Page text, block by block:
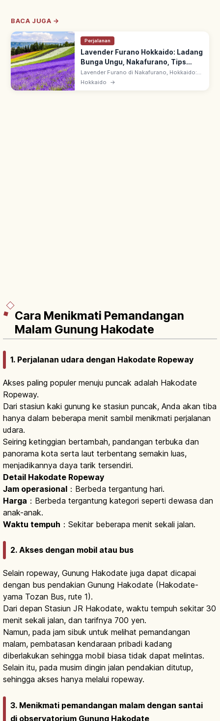
BACA JUGA →
Perjalanan
Lavender Furano Hokkaido: Ladang
Bunga Ungu, Nakafurano, Tips
Berkunjung
Lavender Furano di Nakafurano, Hokkaido:
hamparan bunga ungu cerah destinasi
Hokkaido →
Cara Menikmati Pemandangan
Malam Gunung Hakodate
1. Perjalanan udara dengan Hakodate Ropeway
Akses paling populer menuju puncak adalah Hakodate
Ropeway.
Dari stasiun kaki gunung ke stasiun puncak, Anda akan tiba
hanya dalam beberapa menit sambil menikmati perjalanan
udara.
Seiring ketinggian bertambah, pandangan terbuka dan
panorama kota serta laut terbentang semakin luas,
menjadikannya daya tarik tersendiri.
Detail Hakodate Ropeway
Jam operasional ：Berbeda tergantung hari.
Harga ：Berbeda tergantung kategori seperti dewasa dan
anak-anak.
Waktu tempuh ：Sekitar beberapa menit sekali jalan.
2. Akses dengan mobil atau bus
Selain ropeway, Gunung Hakodate juga dapat dicapai
dengan bus pendakian Gunung Hakodate (Hakodate-
yama Tozan Bus, rute 1).
Dari depan Stasiun JR Hakodate, waktu tempuh sekitar 30
menit sekali jalan, dan tarifnya 700 yen.
Namun, pada jam sibuk untuk melihat pemandangan
malam, pembatasan kendaraan pribadi kadang
diberlakukan sehingga mobil biasa tidak dapat melintas.
Selain itu, pada musim dingin jalan pendakian ditutup,
sehingga akses hanya melalui ropeway.
3. Menikmati pemandangan malam dengan santai
di observatorium Gunung Hakodate